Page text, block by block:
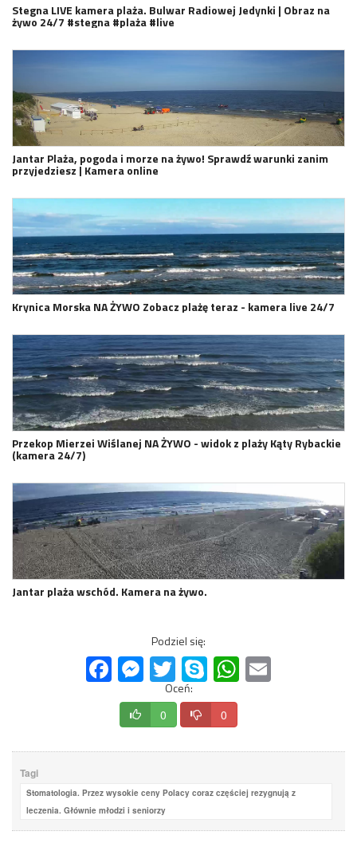
Stegna LIVE kamera plaża. Bulwar Radiowej Jedynki | Obraz na
żywo 24/7 #stegna #plaża #live
Jantar Plaża, pogoda i morze na żywo! Sprawdź warunki zanim
przyjedziesz | Kamera online
Krynica Morska NA ŻYWO Zobacz plażę teraz - kamera live 24/7
Przekop Mierzei Wiślanej NA ŻYWO - widok z plaży Kąty Rybackie
(kamera 24/7)
Jantar plaża wschód. Kamera na żywo.
Podziel się:
FacebookMessenger
Twitter Skype WhatsApp
Oceń:
0 0
Tagi
Stomatologia. Przez wysokie ceny Polacy coraz częściej rezygnują z
leczenia. Głównie młodzi i seniorzy